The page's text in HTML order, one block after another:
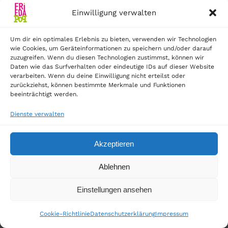
Einwilligung verwalten
Um dir ein optimales Erlebnis zu bieten, verwenden wir Technologien
wie Cookies, um Geräteinformationen zu speichern und/oder darauf
zuzugreifen. Wenn du diesen Technologien zustimmst, können wir
Daten wie das Surfverhalten oder eindeutige IDs auf dieser Website
verarbeiten. Wenn du deine Einwilligung nicht erteilst oder
zurückziehst, können bestimmte Merkmale und Funktionen
beeinträchtigt werden.
Dienste verwalten
Akzeptieren
Ablehnen
Einstellungen ansehen
Cookie-RichtlinieDatenschutzerklärungImpressum